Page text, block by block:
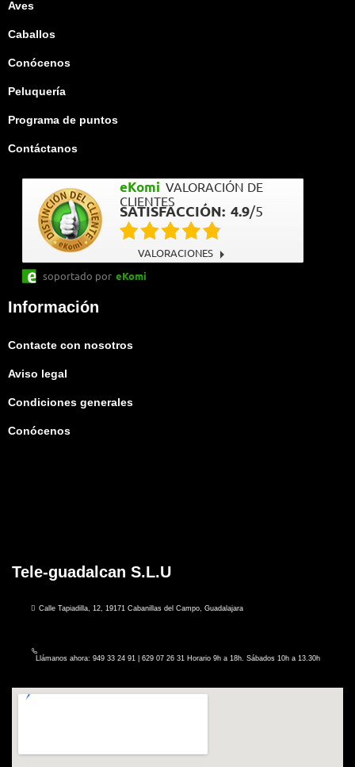
Aves
Caballos
Conócenos
Peluquería
Programa de puntos
Contáctanos
eKomi VALORACIÓN DE
CLIENTES
SATISFACCIÓN: 4.9/5
VALORACIONES
soportado por eKomi
Información
Contacte con nosotros
Aviso legal
Condiciones generales
Conócenos
Tele-guadalcan S.L.U
Calle Tapiadilla, 12, 19171 Cabanillas del Campo, Guadalajara
Llámanos ahora: 949 33 24 91 | 629 07 26 31 Horario 9h a 18h. Sábados 10h a 13.30h